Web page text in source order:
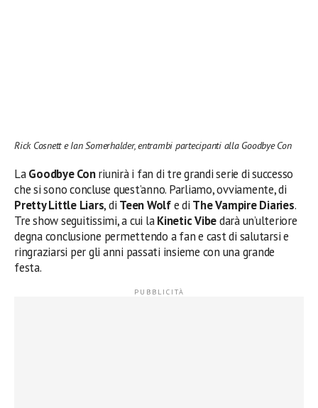
Rick Cosnett e Ian Somerhalder, entrambi partecipanti alla Goodbye Con
LaGoodbye Conriunirà i fan di tre grandi serie di successo
che si sono concluse quest’anno. Parliamo, ovviamente, di
Pretty Little Liars, di Teen Wolfe di The Vampire Diaries.
Tre show seguitissimi, a cui laKinetic Vibedarà un’ulteriore
degna conclusione permettendo a fan e cast di salutarsi e
ringraziarsi per gli anni passati insieme con una grande
festa.